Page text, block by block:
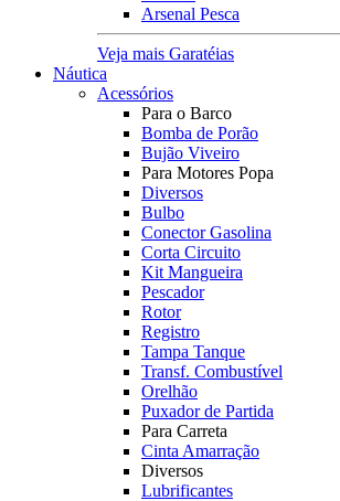
Arsenal Pesca
Veja mais Garatéias
Náutica
Acessórios
Para o Barco
Bomba de Porão
Bujão Viveiro
Para Motores Popa
Diversos
Bulbo
Conector Gasolina
Corta Circuito
Kit Mangueira
Pescador
Rotor
Registro
Tampa Tanque
Transf. Combustível
Orelhão
Puxador de Partida
Para Carreta
Cinta Amarração
Diversos
Lubrificantes